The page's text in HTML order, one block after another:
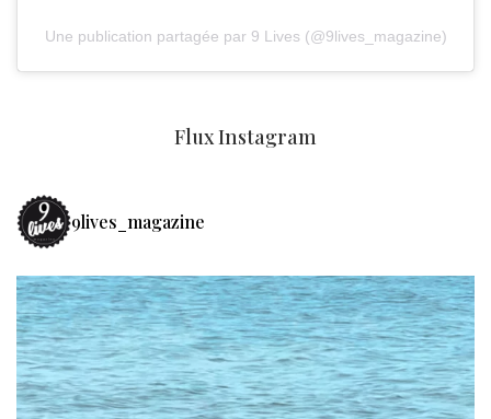
Une publication partagée par 9 Lives (@9lives_magazine)
Flux Instagram
9lives_magazine